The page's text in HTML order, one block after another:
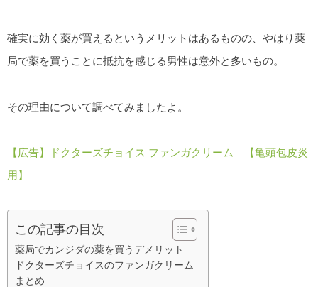
確実に効く薬が買えるというメリットはあるものの、やはり薬
局で薬を買うことに抵抗を感じる男性は意外と多いもの。
その理由について調べてみましたよ。
【広告】ドクターズチョイス ファンガクリーム 【亀頭包皮炎
用】
この記事の目次
薬局でカンジダの薬を買うデメリット
ドクターズチョイスのファンガクリーム
まとめ